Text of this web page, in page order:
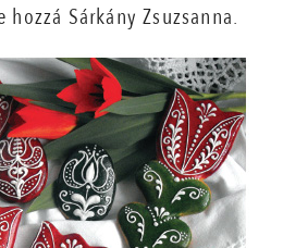
Sárkány Zsuzsanna.